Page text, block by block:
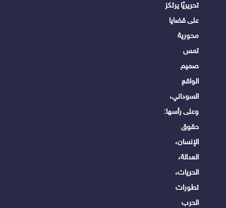
تحريريًا يرتكز
على قضايا
محورية
تمس
صميم
الواقع
السوداني،
وعلى رأسها:
حقوق
الإنسان،
العدالة،
الحريات،
تطورات
الحرب